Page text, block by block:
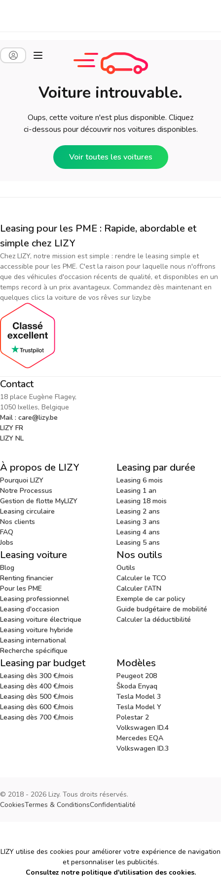
Voiture introuvable.
Oups, cette voiture n'est plus disponible. Cliquez
ci-dessous pour découvrir nos voitures disponibles.
Voir toutes les voitures
Leasing pour les PME : Rapide, abordable et
simple chez LIZY
Chez LIZY, notre mission est simple : rendre le leasing simple et
accessible pour les PME. C'est la raison pour laquelle nous n'offrons
que des véhicules d'occasion récents de qualité, et disponibles en un
temps record à un prix avantageux. Commandez dès maintenant en
quelques clics la voiture de vos rêves sur lizy.be
Contact
18 place Eugène Flagey,
1050 Ixelles, Belgique
Mail : care@lizy.be
LIZY FR
LIZY NL
À propos de LIZY
Pourquoi LIZY
Notre Processus
Gestion de flotte MyLIZY
Leasing circulaire
Nos clients
FAQ
Jobs
Leasing par durée
Leasing 6 mois
Leasing 1 an
Leasing 18 mois
Leasing 2 ans
Leasing 3 ans
Leasing 4 ans
Leasing 5 ans
Leasing voiture
Blog
Renting financier
Pour les PME
Leasing professionnel
Leasing d'occasion
Leasing voiture électrique
Leasing voiture hybride
Leasing international
Recherche spécifique
Nos outils
Outils
Calculer le TCO
Calculer l'ATN
Exemple de car policy
Guide budgétaire de mobilité
Calculer la déductibilité
Leasing par budget
Leasing dès 300 €/mois
Leasing dès 400 €/mois
Leasing dès 500 €/mois
Leasing dès 600 €/mois
Leasing dès 700 €/mois
Modèles
Peugeot 208
Škoda Enyaq
Tesla Model 3
Tesla Model Y
Polestar 2
Volkswagen ID.4
Mercedes EQA
Volkswagen ID.3
© 2018 - 2026 Lizy. Tous droits réservés.
CookiesTermes & ConditionsConfidentialité
Cookies
LIZY utilise des cookies pour améliorer votre expérience de navigation
et personnaliser les publicités.
Consultez notre politique d'utilisation des cookies.